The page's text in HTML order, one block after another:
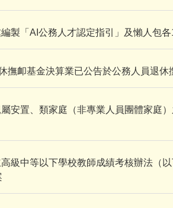
製「AI公務人才認定指引」及懶人包各
撫卹基金決算業已公告於公務人員退
安置、類家庭（非專業人員團體家庭
級中等以下學校教師成績考核辦法（